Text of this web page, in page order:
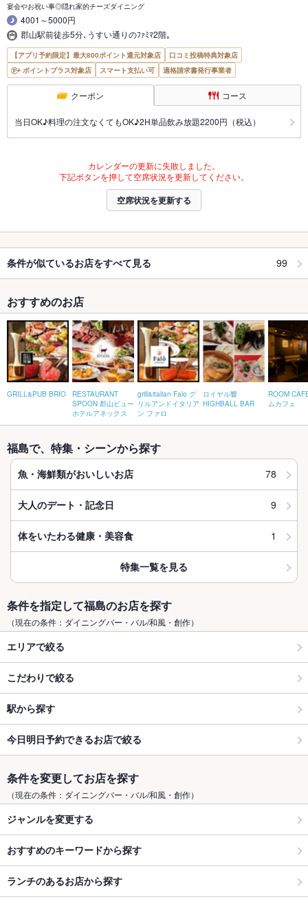
宴会やお祝い事◎隠れ家的チーズダイニング
4001～5000円
郡山駅前徒歩5分､うすい通りのﾌｧﾐﾏ2階｡
【アプリ予約限定】最大800ポイント還元対象店
口コミ投稿特典対象店
ポイントプラス対象店
スマート支払い可 適格請求書発行事業者
クーポン コース
当日OK♪料理の注文なくてもOK♪2H単品飲み放題2200円（税込）
カレンダーの更新に失敗しました。
下記ボタンを押して空席状況を更新してください。
空席状況を更新する
条件が似ているお店をすべて見る 99
おすすめのお店
GRILL&PUB BRIO
RESTAURANT
SPOON 郡山ビュー
ホテルアネックス
grill&italian Falo グ
リルアンドイタリア
ン ファロ
ロイヤル響
HIGHBALL BAR
ROOM
ムカフェ
福島で、特集・シーンから探す
魚・海鮮類がおいしいお店 78
大人のデート・記念日 9
体をいたわる健康・美容食 1
特集一覧を見る
条件を指定して福島のお店を探す
（現在の条件：ダイニングバー・バル/和風・創作）
エリアで絞る
こだわりで絞る
駅から探す
今日明日予約できるお店で絞る
条件を変更してお店を探す
（現在の条件：ダイニングバー・バル/和風・創作）
ジャンルを変更する
おすすめのキーワードから探す
ランチのあるお店から探す